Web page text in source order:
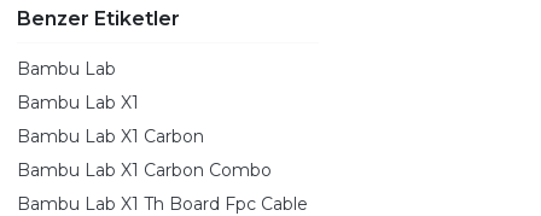
Benzer Etiketler
Bambu Lab
Bambu Lab X1
Bambu Lab X1 Carbon
Bambu Lab X1 Carbon Combo
Bambu Lab X1 Th Board Fpc Cable